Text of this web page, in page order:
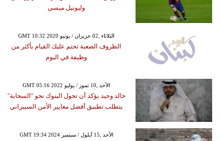
وليونيل ميسي
GMT 10:32 2020 الثلاثاء ,02 حزيران / يونيو
الظروف الصعبة تحتم عليك القيام بأكثر من
وظيفة في اليوم
GMT 05:16 2022 الأحد ,10 تموز / يوليو
خالد وحيد يؤكد أن تحول البنوك نحو "السحابة"
يتطلب تطبيق أفضل معايير الأمن السيبراني
GMT 19:34 2024 الأحد ,15 أيلول / سبتمبر